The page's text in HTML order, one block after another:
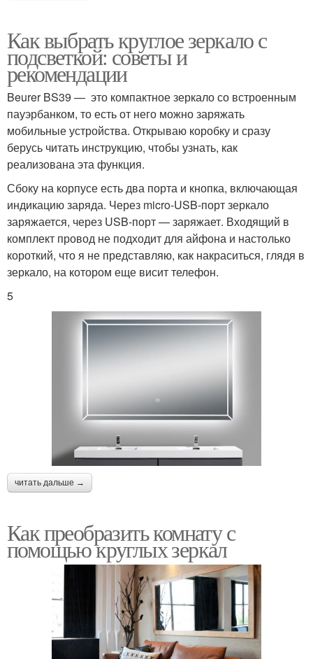
Как выбрать круглое зеркало с
подсветкой: советы и
рекомендации
Beurer BS39 — это компактное зеркало со встроенным
пауэрбанком, то есть от него можно заряжать
мобильные устройства. Открываю коробку и сразу
берусь читать инструкцию, чтобы узнать, как
реализована эта функция.
Сбоку на корпусе есть два порта и кнопка, включающая
индикацию заряда. Через micro-USB-порт зеркало
заряжается, через USB-порт — заряжает. Входящий в
комплект провод не подходит для айфона и настолько
короткий, что я не представляю, как накраситься, глядя в
зеркало, на котором еще висит телефон.
5
читать дальше →
Как преобразить комнату с
помощью круглых зеркал